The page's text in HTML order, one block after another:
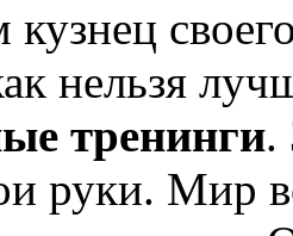
нельзя
тренинги.
руки. Мир